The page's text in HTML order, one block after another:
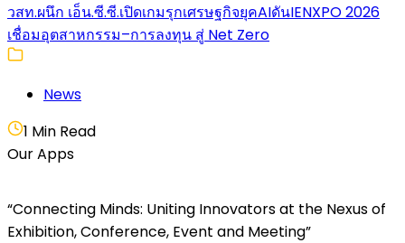
วสท.ผนึก เอ็น.ซี.ซี.เปิดเกมรุกเศรษฐกิจยุคAIดันIENXPO 2026
เชื่อมอุตสาหกรรม–การลงทุน สู่ Net Zero
News
1 Min Read
Our Apps
“Connecting Minds: Uniting Innovators at the Nexus of
Exhibition, Conference, Event and Meeting”